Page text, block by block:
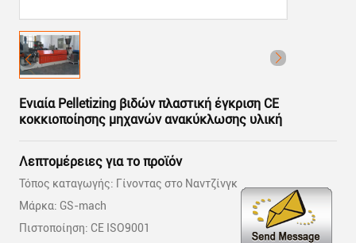
Ενιαία Pelletizing βιδών πλαστική έγκριση CE
κοκκιοποίησης μηχανών ανακύκλωσης υλική
Λεπτομέρειες για το προϊόν
Τόπος καταγωγής: Γίνοντας στο Ναντζίνγκ
Μάρκα: GS-mach
Πιστοποίηση: CE ISO9001